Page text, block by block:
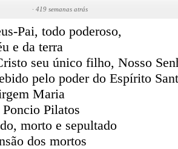
· 419 semanas atrás
Pai, todo poderoso,
e da terra
seu único filho, Nosso
pelo poder do Espírito
Maria
Poncio Pilatos
morto e sepultado
dos mortos